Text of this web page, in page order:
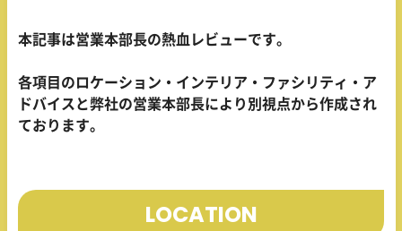
本記事は営業本部長の熱血レビューです。
各項目のロケーション・インテリア・ファシリティ・ア
ドバイスと弊社の営業本部長により別視点から作成され
ております。
LOCATION